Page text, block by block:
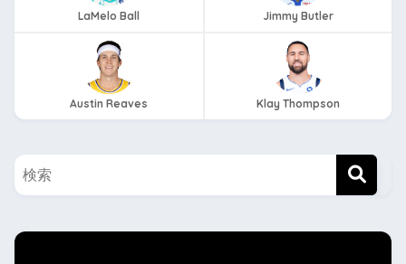
LaMelo Ball Jimmy Butler
Austin Reaves Klay Thompson